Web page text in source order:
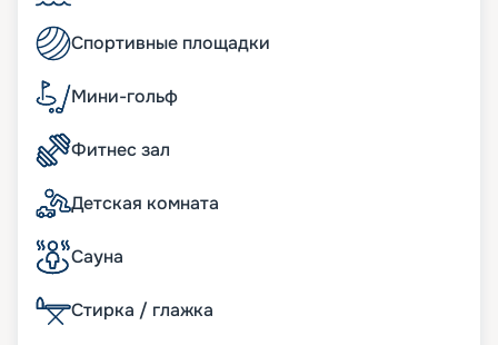
Спортивные площадки
Мини-гольф
Фитнес зал
Детская комната
Сауна
Стирка / глажка